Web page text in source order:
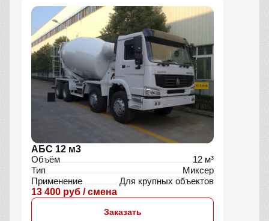
АБС 12 м3
Объём
12 м³
Тип
Миксер
Применение
Для крупных объектов
13 400 руб / смена
Заказать